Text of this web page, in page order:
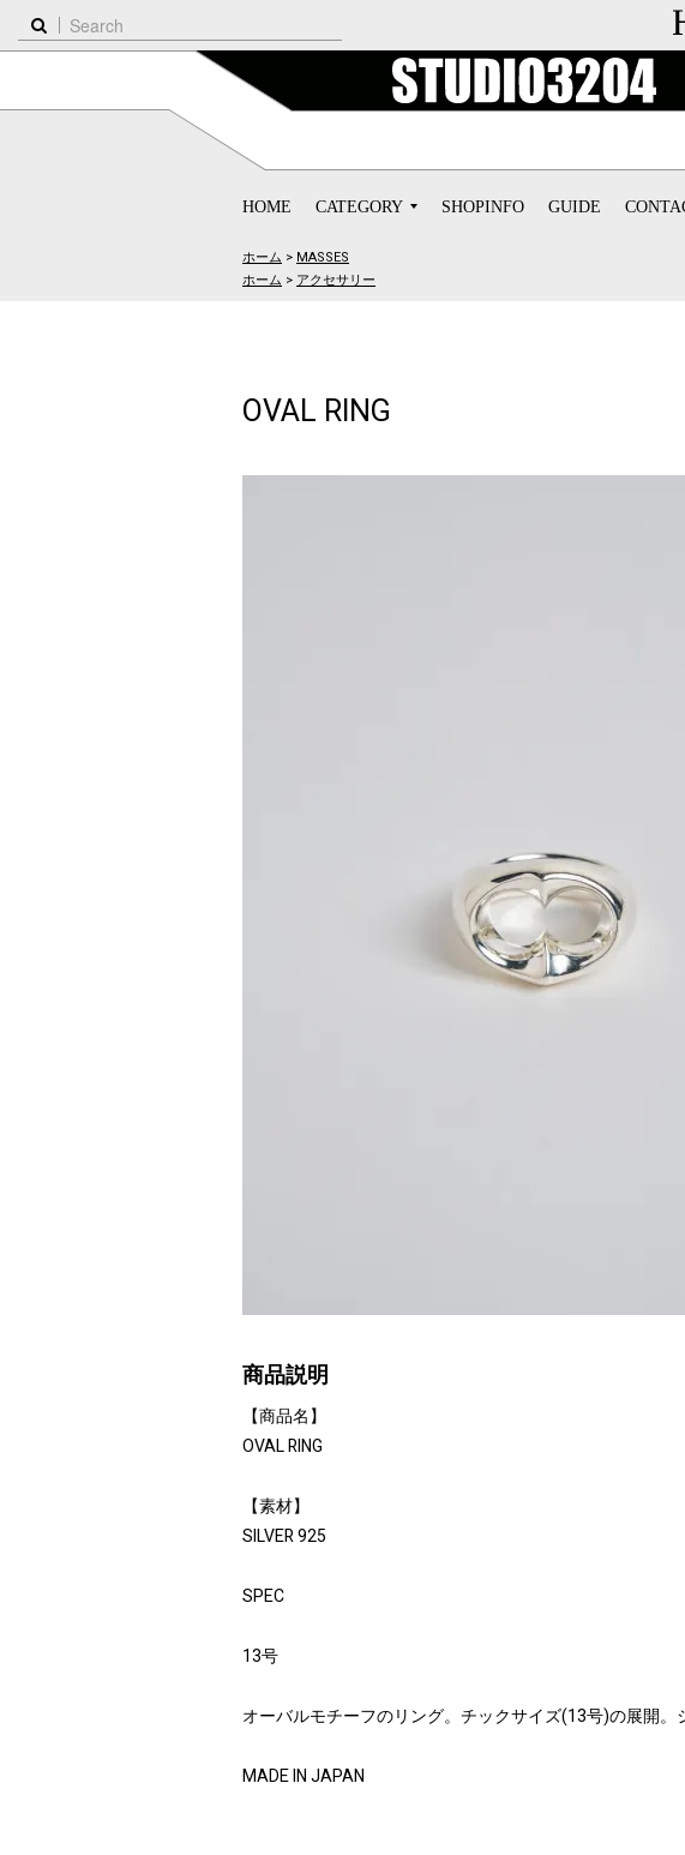
HOME CATEGORY SHOPINFO GUIDE
ホーム > MASSES
ホーム > アクセサリー
OVAL RING
商品説明
【商品名】
OVAL RING
【素材】
SILVER 925
SPEC
13号
オーバルモチーフのリング。チックサイズ(13号)の展開。
MADE IN JAPAN